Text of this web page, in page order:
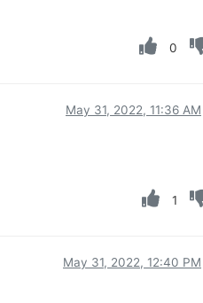
0
May 31, 2022, 11:36 AM
1
May 31, 2022, 12:40 PM